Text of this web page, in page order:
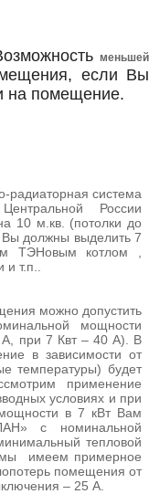
меньшей
если Вы
на помещение.
радиаторная система
России
10 м.кв. (потолки до
должны выделить 7
ТЭНовым котлом ,
т.п..
можно допустить
мощности
при 7 Квт – 40 А). В
в зависимости от
температуры) будет
применение
условиях и при
в 7 кВт Вам
с номинальной
тепловой
мы имеем примерное
помещения от
– 25 А.